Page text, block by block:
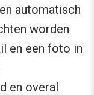
automatisch
worden
en een foto in
en overal